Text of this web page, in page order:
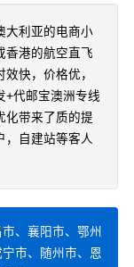
大利亚的电商小
香港的航空直飞
快，价格优，
+代邮宝澳洲专线
化带来了质的提
，自建站等客人
、襄阳市、鄂州
市、随州市、恩